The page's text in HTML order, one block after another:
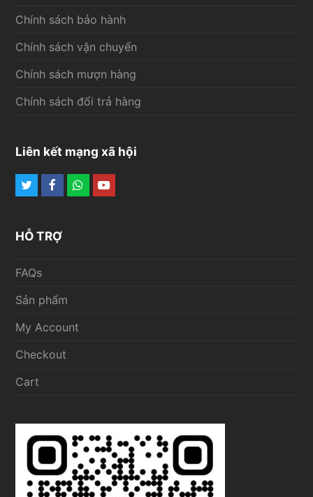
Chính sách bảo hành
Chính sách vận chuyển
Chính sách mượn hàng
Chính sách đổi trả hàng
Liên kết mạng xã hội
TwitterFacebook
Whatsapp
Youtube
HỖ TRỢ
FAQs
Sản phẩm
My Account
Checkout
Cart